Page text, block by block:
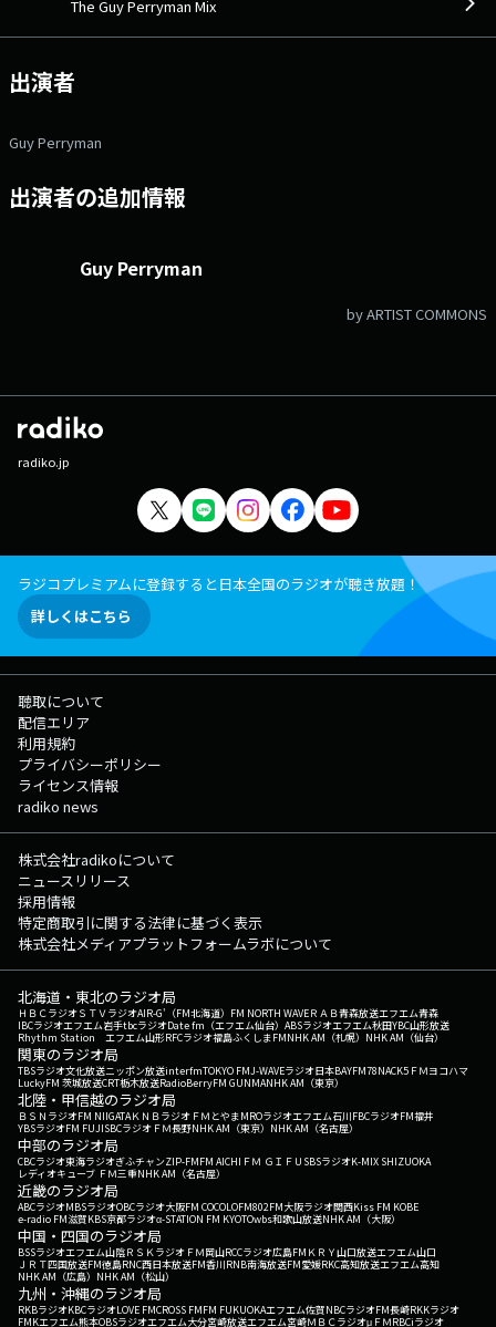
ロ、サウンドトラックなど、あらゆる音楽ジャンルを網羅したノンストッ
子来日時のDJ、世界で初めて東京-ロンドン間の飛行機内でライブDJを成
功させるなどし、2017年に英国王室エリザベス女王より大英帝国勲章を授
The Guy Perryman Mix
出演者
Guy Perryman
出演者の追加情報
Guy Perryman
by ARTIST COMMONS
radiko.jp
ラジコプレミアムに登録すると日本全国のラジオが聴き放題！
詳しくはこちら
聴取について
配信エリア
利用規約
プライバシーポリシー
ライセンス情報
radiko news
株式会社radikoについて
ニュースリリース
採用情報
特定商取引に関する法律に基づく表示
株式会社メディアプラットフォームラボについて
北海道・東北のラジオ局
ＨＢＣラジオＳＴＶラジオAIR-G'（FM北海道） FM NORTH WAVEＲＡＢ青森放送エフエム青森
IBCラジオエフエム岩手tbcラジオDate fm（エフエム仙台） ABSラジオエフエム秋田YBC山形放送
Rhythm Station エフエム山形RFCラジオ福島ふくしまFMNHK AM（札幌） NHK AM（仙台）
関東のラジオ局
TBSラジオ文化放送ニッポン放送interfmTOKYO FMJ-WAVEラジオ日本BAYFM78NACK5 ＦＭヨコハマ
LuckyFM 茨城放送CRT栃木放送RadioBerryFM GUNMANHK AM（東京）
北陸・甲信越のラジオ局
ＢＳＮラジオFM NIIGATAＫＮＢラジオ ＦＭとやまMROラジオエフエム石川FBCラジオFM福井
YBSラジオFM FUJISBCラジオ ＦＭ長野NHK AM（東京） NHK AM（名古屋）
中部のラジオ局
CBCラジオ東海ラジオぎふチャンZIP-FMFM AICHI ＦＭ ＧＩＦＵ SBSラジオK-MIX SHIZUOKA
レディオキューブ ＦＭ三重NHK AM（名古屋）
近畿のラジオ局
ABCラジオMBSラジオOBCラジオ大阪FM COCOLOFM802FM大阪ラジオ関西Kiss FM KOBE
e-radio FM滋賀KBS京都ラジオα-STATION FM KYOTOwbs和歌山放送NHK AM（大阪）
中国・四国のラジオ局
BSSラジオエフエム山陰ＲＳＫラジオ ＦＭ岡山RCCラジオ広島FM ＫＲＹ山口放送エフエム山口
ＪＲＴ四国放送FM徳島RNC西日本放送FM香川RNB南海放送FM愛媛RKC高知放送エフエム高知
NHK AM（広島） NHK AM（松山）
九州・沖縄のラジオ局
RKBラジオKBCラジオLOVE FMCROSS FMFM FUKUOKAエフエム佐賀NBCラジオFM長崎RKKラジオ
FMKエフエム熊本OBSラジオエフエム大分宮崎放送エフエム宮崎ＭＢＣラジオμＦＭRBCiラジオ